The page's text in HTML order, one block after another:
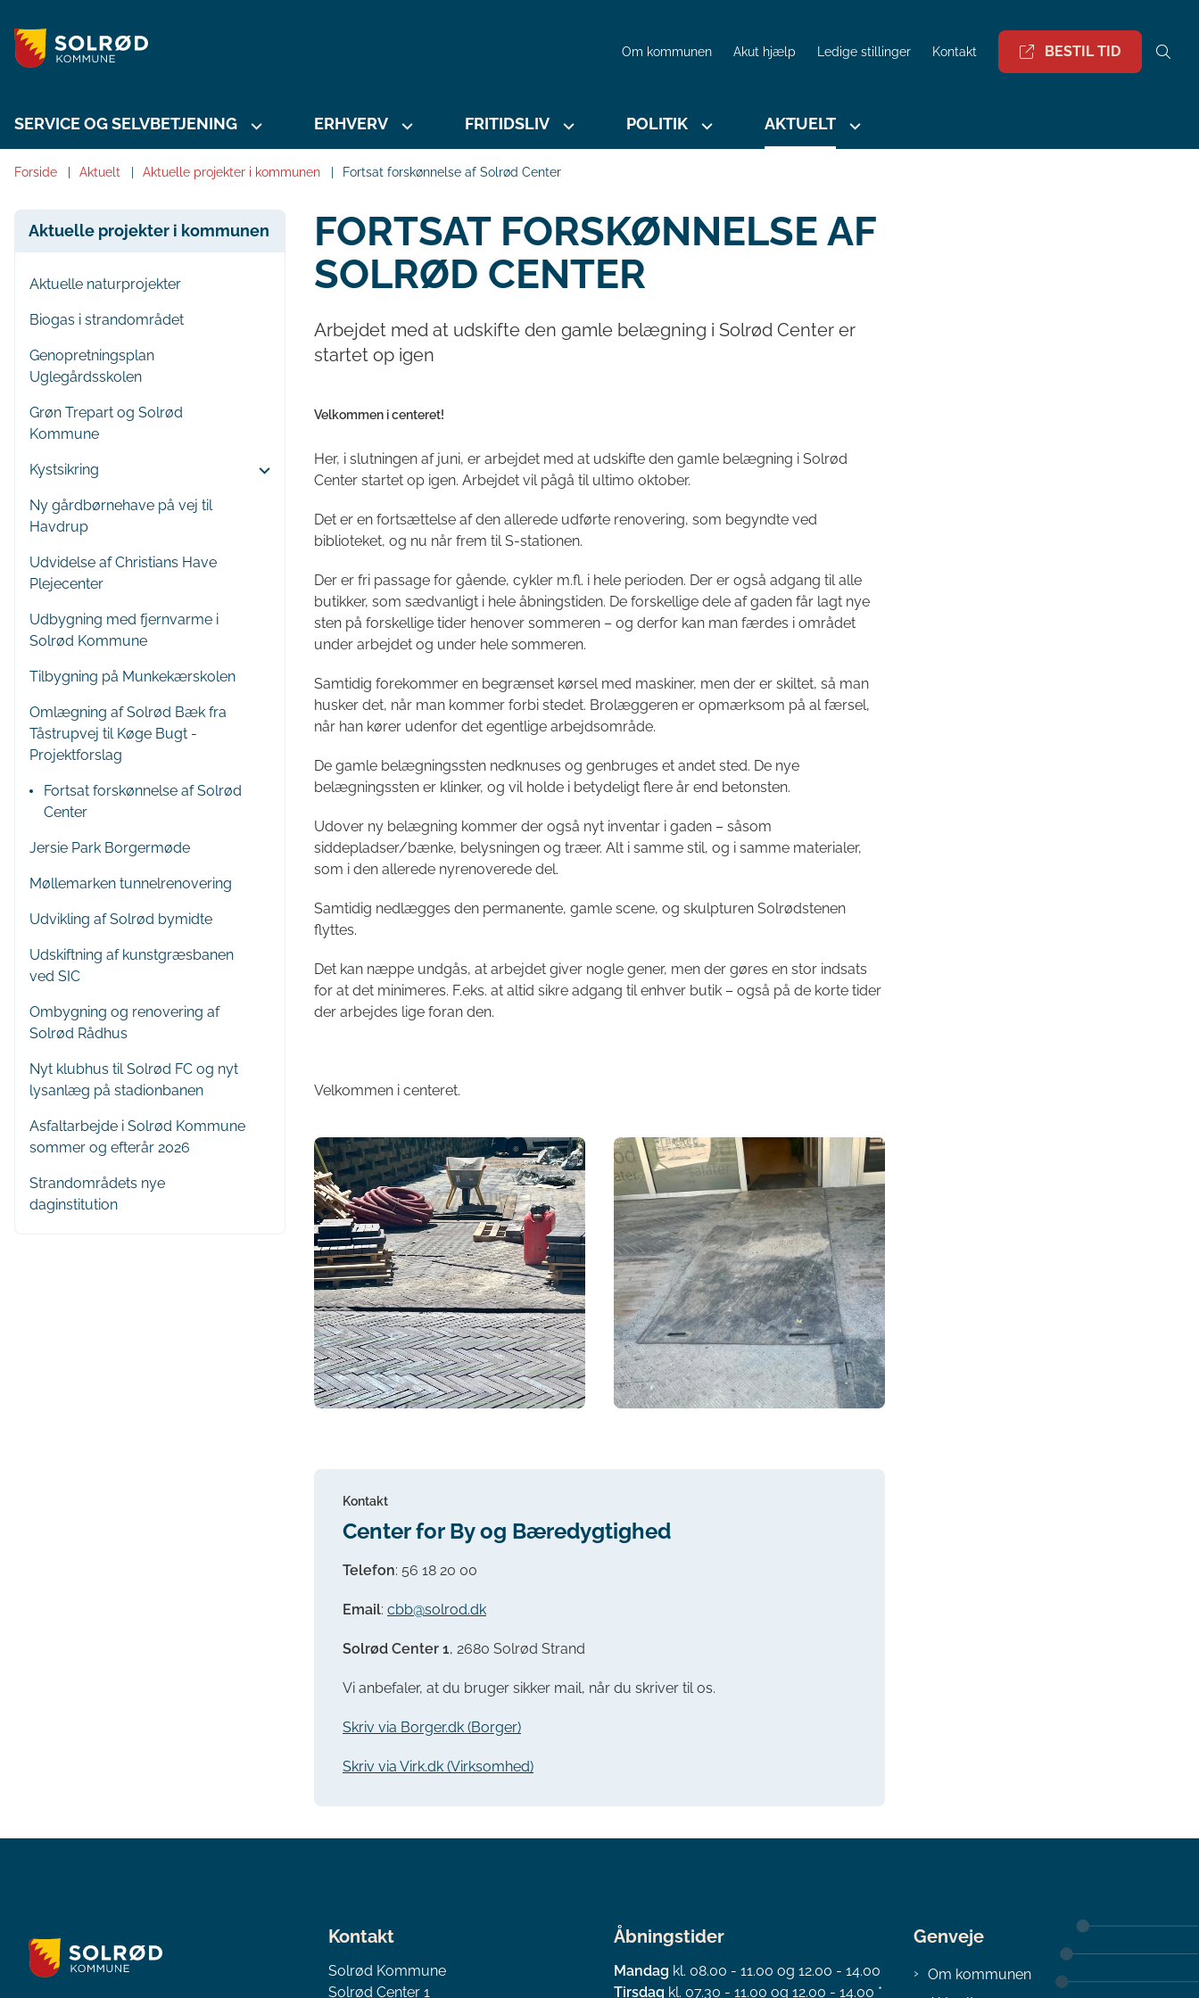
Om kommunen Akut hjælp Ledige stillinger Kontakt BESTIL TID
SERVICE OG SELVBETJENING ERHVERV FRITIDSLIV POLITIK AKTUELT
Forside Aktuelt Aktuelle projekter i kommunen Fortsat forskønnelse af Solrød Center
Aktuelle projekter i kommunen
Aktuelle naturprojekter
Biogas i strandområdet
Genopretningsplan
Uglegårdsskolen
Grøn Trepart og Solrød
Kommune
Kystsikring
Ny gårdbørnehave på vej til
Havdrup
Udvidelse af Christians Have
Plejecenter
Udbygning med fjernvarme i
Solrød Kommune
Tilbygning på Munkekærskolen
Omlægning af Solrød Bæk fra
Tåstrupvej til Køge Bugt -
Projektforslag
Fortsat forskønnelse af Solrød
Center
Jersie Park Borgermøde
Møllemarken tunnelrenovering
Udvikling af Solrød bymidte
Udskiftning af kunstgræsbanen
ved SIC
Ombygning og renovering af
Solrød Rådhus
Nyt klubhus til Solrød FC og nyt
lysanlæg på stadionbanen
Asfaltarbejde i Solrød Kommune
sommer og efterår 2026
Strandområdets nye
daginstitution
FORTSAT FORSKØNNELSE AF
SOLRØD CENTER
Arbejdet med at udskifte den gamle belægning i Solrød Center er
startet op igen
Velkommen i centeret!
Her, i slutningen af juni, er arbejdet med at udskifte den gamle belægning i Solrød
Center startet op igen. Arbejdet vil pågå til ultimo oktober.
Det er en fortsættelse af den allerede udførte renovering, som begyndte ved
biblioteket, og nu når frem til S-stationen.
Der er fri passage for gående, cykler m.fl. i hele perioden. Der er også adgang til alle
butikker, som sædvanligt i hele åbningstiden. De forskellige dele af gaden får lagt nye
sten på forskellige tider henover sommeren – og derfor kan man færdes i området
under arbejdet og under hele sommeren.
Samtidig forekommer en begrænset kørsel med maskiner, men der er skiltet, så man
husker det, når man kommer forbi stedet. Brolæggeren er opmærksom på al færsel,
når han kører udenfor det egentlige arbejdsområde.
De gamle belægningssten nedknuses og genbruges et andet sted. De nye
belægningssten er klinker, og vil holde i betydeligt flere år end betonsten.
Udover ny belægning kommer der også nyt inventar i gaden – såsom
siddepladser/bænke, belysningen og træer. Alt i samme stil, og i samme materialer,
som i den allerede nyrenoverede del.
Samtidig nedlægges den permanente, gamle scene, og skulpturen Solrødstenen
flyttes.
Det kan næppe undgås, at arbejdet giver nogle gener, men der gøres en stor indsats
for at det minimeres. F.eks. at altid sikre adgang til enhver butik – også på de korte tider
der arbejdes lige foran den.
Velkommen i centeret.
Kontakt
Center for By og Bæredygtighed
Telefon: 56 18 20 00
Email: cbb@solrod.dk
Solrød Center 1, 2680 Solrød Strand
Vi anbefaler, at du bruger sikker mail, når du skriver til os.
Skriv via Borger.dk (Borger)
Skriv via Virk.dk (Virksomhed)
Kontakt
Solrød Kommune
Solrød Center 1
Åbningstider
Mandag kl. 08.00 - 11.00 og 12.00 - 14.00
Tirsdag kl. 07.30 - 11.00 og 12.00 - 14.00 *
Genveje
Om kommunen